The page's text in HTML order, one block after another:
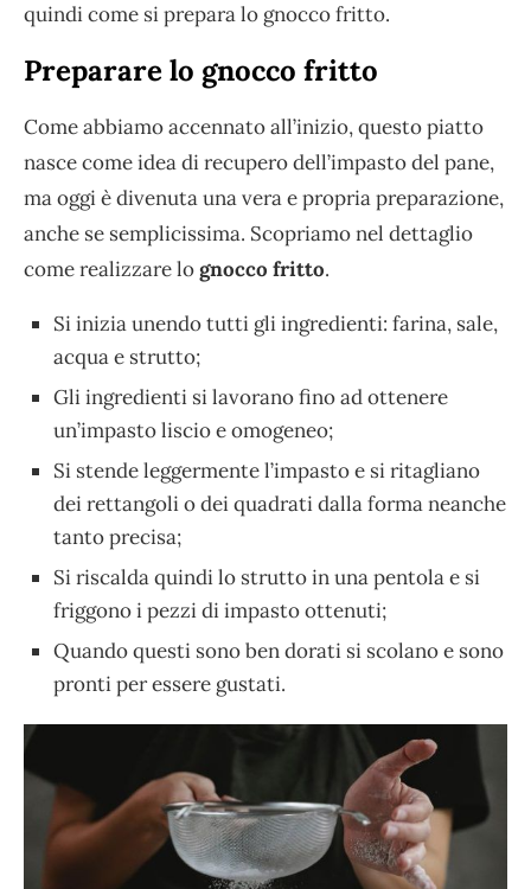
quindi come si prepara lo gnocco fritto.
Preparare lo gnocco fritto
Come abbiamo accennato all’inizio, questo piatto
nasce come idea di recupero dell’impasto del pane,
ma oggi è divenuta una vera e propria preparazione,
anche se semplicissima. Scopriamo nel dettaglio
come realizzare lognocco fritto.
Si inizia unendo tutti gli ingredienti: farina, sale,
acqua e strutto;
Gli ingredienti si lavorano fino ad ottenere
un’impasto liscio e omogeneo;
Si stende leggermente l’impasto e si ritagliano
dei rettangoli o dei quadrati dalla forma neanche
tanto precisa;
Si riscalda quindi lo strutto in una pentola e si
friggono i pezzi di impasto ottenuti;
Quando questi sono ben dorati si scolano e sono
pronti per essere gustati.